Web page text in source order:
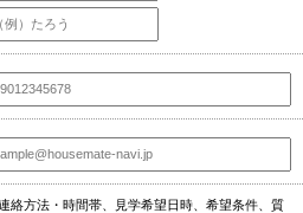
絡方法・時間帯、見学希望日時、希望条件、質